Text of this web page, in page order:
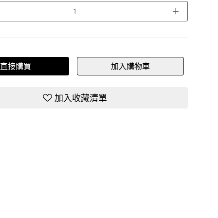
＋
直接購買 加入購物車
加入收藏清單